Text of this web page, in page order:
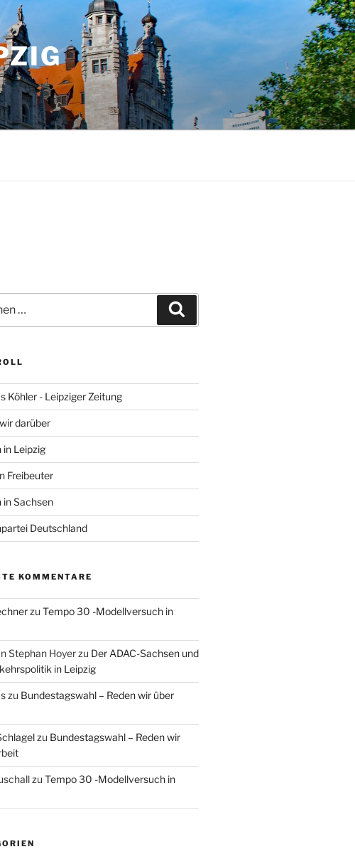
Köhler - Leipziger Zeitung
darüber
in Leipzig
Freibeuter
in Sachsen
Deutschland
KOMMENTARE
zu Tempo 30 -Modellversuch in
Stephan Hoyerzu Der ADAC-Sachsen und
in Leipzig
zu Bundestagswahl – Reden wir über
zu Bundestagswahl – Reden wir
zu Tempo 30 -Modellversuch in